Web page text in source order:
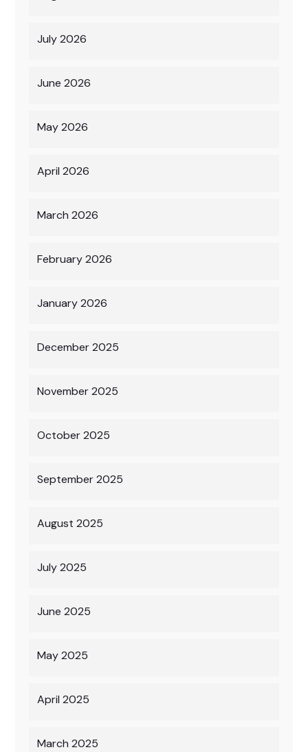
July 2026
June 2026
May 2026
April 2026
March 2026
February 2026
January 2026
December 2025
November 2025
October 2025
September 2025
August 2025
July 2025
June 2025
May 2025
April 2025
March 2025